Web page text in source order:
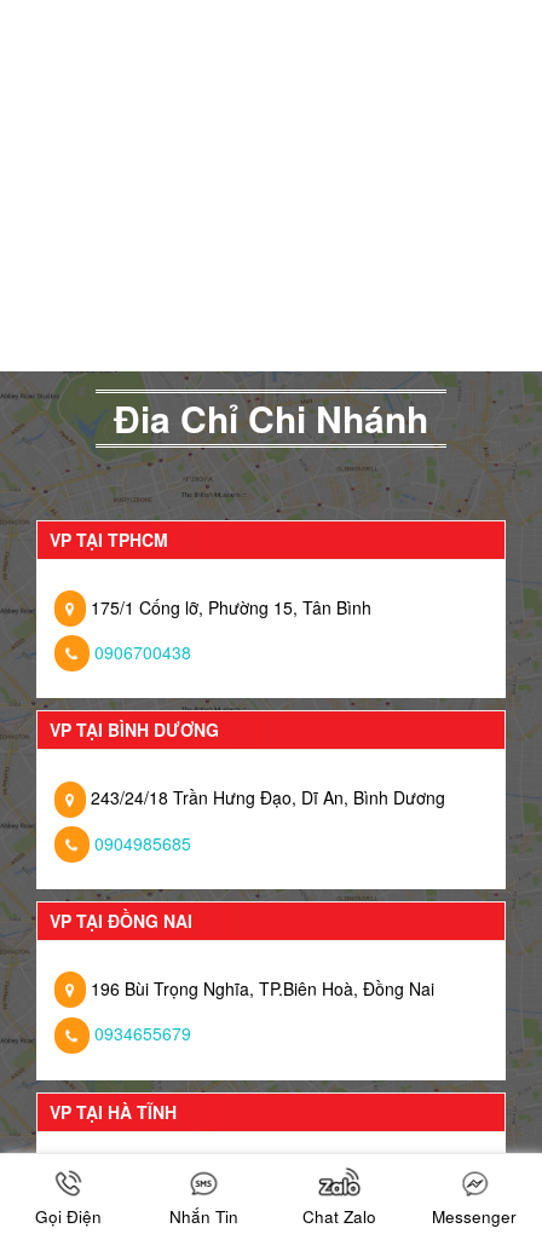
Đia Chỉ Chi Nhánh
VP TẠI TPHCM
175/1 Cống lỡ, Phường 15, Tân Bình
0906700438
VP TẠI BÌNH DƯƠNG
243/24/18 Trần Hưng Đạo, Dĩ An, Bình Dương
0904985685
VP TẠI ĐỒNG NAI
196 Bùi Trọng Nghĩa, TP.Biên Hoà, Đồng Nai
0934655679
VP TẠI HÀ TĨNH
06 Lê Bá Cảnh, P. Đại Nài Tp. Hà Tĩnh
0919657683
Gọi Điện Nhắn Tin Chat Zalo Messenger